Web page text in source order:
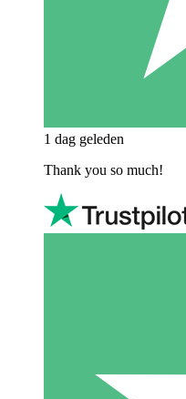
1 dag geleden
Thank you so much!